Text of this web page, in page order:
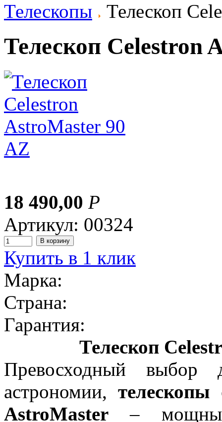
Телескопы
Телескоп
Телескоп Celestron
18 490,00 Р
Артикул: 00324
Купить в 1 клик
Марка:
Страна:
Гарантия:
Телескоп
Превосходный выбор
астрономии,телескопы
AstroMaster – мощные